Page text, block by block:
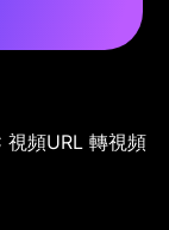
視頻URL 轉視頻